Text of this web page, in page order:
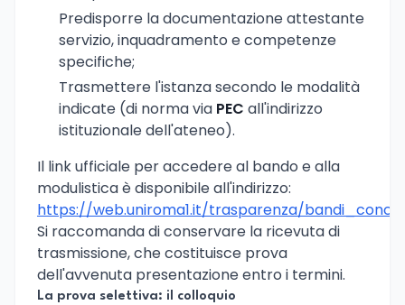
Predisporre la documentazione attestante
servizio, inquadramento e competenze
specifiche;
Trasmettere l'istanza secondo le modalità
indicate (di norma via PEC all'indirizzo
istituzionale dell'ateneo).
Il link ufficiale per accedere al bando e alla
modulistica è disponibile all'indirizzo:
https://web.uniroma1.it/trasparenza/
Si raccomanda di conservare la ricevuta di
trasmissione, che costituisce prova
dell'avvenuta presentazione entro i termini.
La prova selettiva: il colloquio